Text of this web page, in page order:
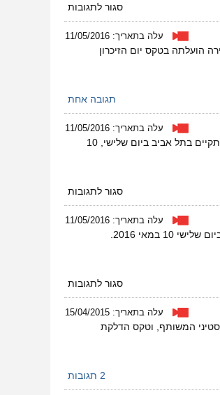
סגור לתגובותעל
עזרו
לקיים
עלה בתאריך: 11/05/2016
הועלתה בטקס יום הזיכרון
תגובה אחת
עלה בתאריך: 11/05/2016
מקהלת ראנא (שירנה לשעבר), בשיר חד גדיא החותם בדרך קבע את טקס יום הזיכרון הישראלי-פלסטיני המשותף. הטקס התקיים בתל אביב ביום שלישי, 10
סגור לתגובותעל
חד
גדיא
עלה בתאריך: 11/05/2016
2016.
סגור לתגובותעל
תפילת
האמהות
עלה בתאריך: 15/04/2015
המשותף, וטקס הדלקת
2 תגובות